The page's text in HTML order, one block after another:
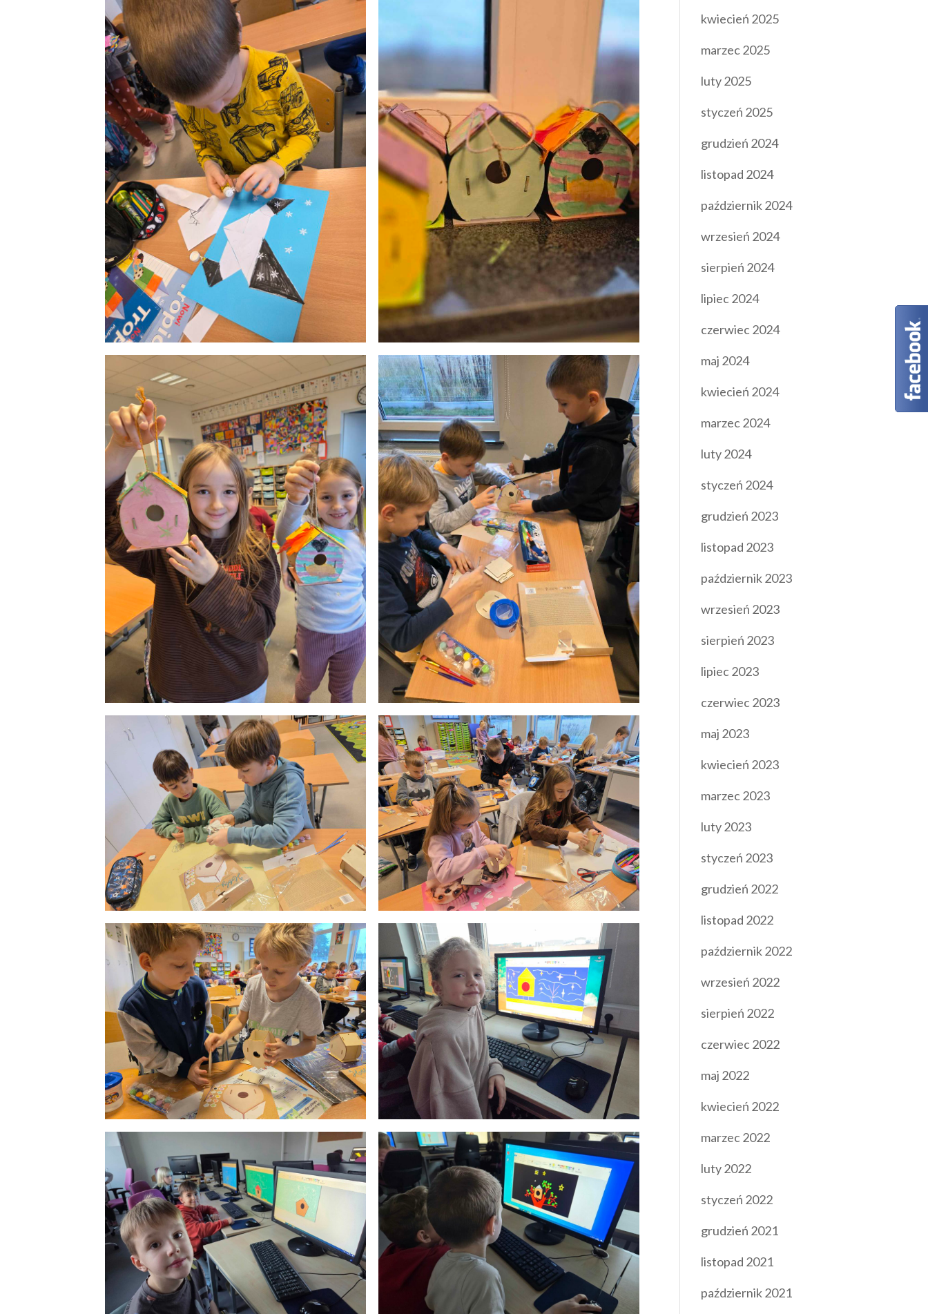
kwiecień 2025
marzec 2025
luty 2025
styczeń 2025
grudzień 2024
listopad 2024
październik 2024
wrzesień 2024
sierpień 2024
lipiec 2024
czerwiec 2024
maj 2024
kwiecień 2024
marzec 2024
luty 2024
styczeń 2024
grudzień 2023
listopad 2023
październik 2023
wrzesień 2023
sierpień 2023
lipiec 2023
czerwiec 2023
maj 2023
kwiecień 2023
marzec 2023
luty 2023
styczeń 2023
grudzień 2022
listopad 2022
październik 2022
wrzesień 2022
sierpień 2022
czerwiec 2022
maj 2022
kwiecień 2022
marzec 2022
luty 2022
styczeń 2022
grudzień 2021
listopad 2021
październik 2021